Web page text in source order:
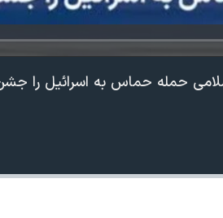
حمله حماس به اسرائیل را